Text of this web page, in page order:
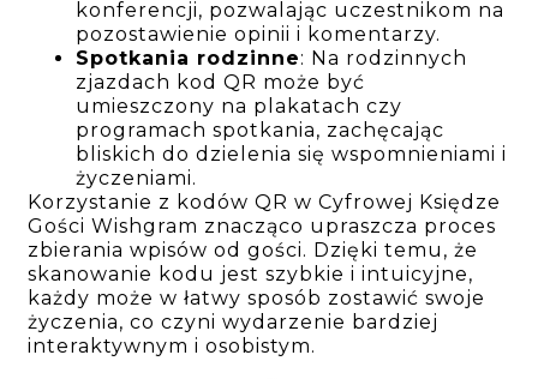
konferencji, pozwalając uczestnikom na
pozostawienie opinii i komentarzy.
Spotkania rodzinne: Na rodzinnych
zjazdach kod QR może być
umieszczony na plakatach czy
programach spotkania, zachęcając
bliskich do dzielenia się wspomnieniami i
życzeniami.
Korzystanie z kodów QR w Cyfrowej Księdze
Gości Wishgram znacząco upraszcza proces
zbierania wpisów od gości. Dzięki temu, że
skanowanie kodu jest szybkie i intuicyjne,
każdy może w łatwy sposób zostawić swoje
życzenia, co czyni wydarzenie bardziej
interaktywnym i osobistym.